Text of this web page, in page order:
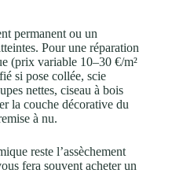
permanent ou un
Pour une réparation
(prix variable 10–30 €/m²
si pose collée, scie
nettes, ciseau à bois
la couche décorative du
à nu.
reste l’assèchement
fera souvent acheter un